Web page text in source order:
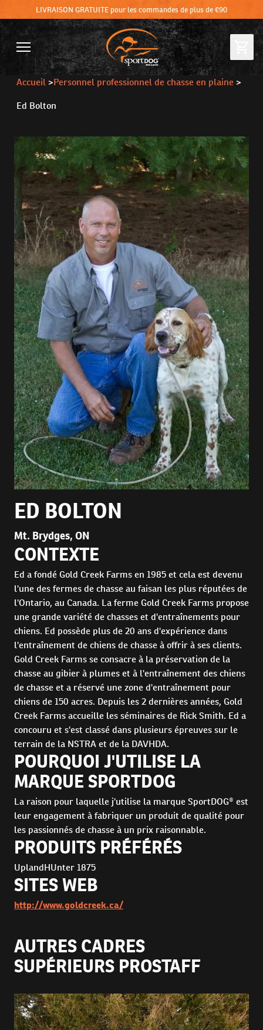
LIVRAISON GRATUITE pour les commandes de plus de €90
Accueil >Personnel professionnel de chasse en plaine >
Ed Bolton
ED BOLTON
Mt. Brydges, ON
CONTEXTE
Ed a fondé Gold Creek Farms en 1985 et cela est devenu
l'une des fermes de chasse au faisan les plus réputées de
l'Ontario, au Canada. La ferme Gold Creek Farms propose
une grande variété de chasses et d'entraînements pour
chiens. Ed possède plus de 20 ans d'expérience dans
l'entraînement de chiens de chasse à offrir à ses clients.
Gold Creek Farms se consacre à la préservation de la
chasse au gibier à plumes et à l'entraînement des chiens
de chasse et a réservé une zone d'entraînement pour
chiens de 150 acres. Depuis les 2 dernières années, Gold
Creek Farms accueille les séminaires de Rick Smith. Ed a
concouru et s'est classé dans plusieurs épreuves sur le
terrain de la NSTRA et de la DAVHDA.
POURQUOI J'UTILISE LA
MARQUE SPORTDOG
La raison pour laquelle j'utilise la marque SportDOG® est
leur engagement à fabriquer un produit de qualité pour
les passionnés de chasse à un prix raisonnable.
PRODUITS PRÉFÉRÉS
UplandHUnter 1875
SITES WEB
http://www.goldcreek.ca/
AUTRES CADRES
SUPÉRIEURS PROSTAFF